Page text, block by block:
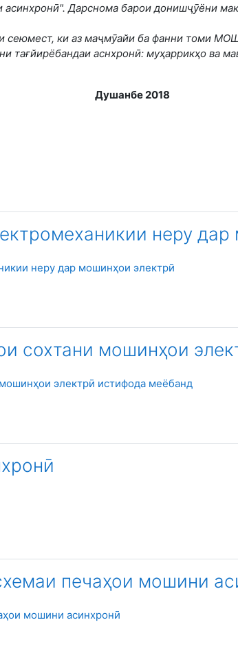
Дарснома барои донишҷӯёни
сеюмест, ки аз маҷмӯайи ба фанни томи
тағйирёбандаи аснхронӣ: муҳаррикҳо ва
Душанбе 2018
неру
неру дар мошинҳои электрӣ
Файл
сохтани мошинҳои
электрӣ истифода меёбанд
Файл
печаҳои мошини
мошини асинхронӣ
Файл